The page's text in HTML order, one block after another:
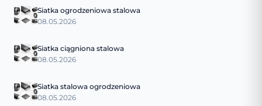
Siatka ogrodzeniowa stalowa
08.05.2026
Siatka ciągniona stalowa
08.05.2026
Siatka stalowa ogrodzeniowa
08.05.2026